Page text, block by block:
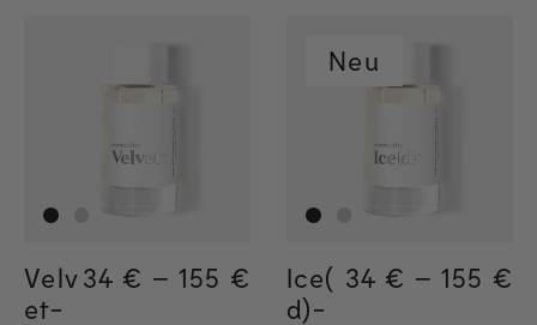
Velv
et-
Regular price
34 € – 155 €
Regular price
155€
Regular price
34€
Neu
Ice(
d)-
Regular price
34 € – 155 €
155€
34€